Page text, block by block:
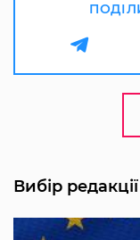
Вибір редакції